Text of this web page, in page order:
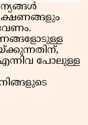
എന്നിവ പോലുള്ള